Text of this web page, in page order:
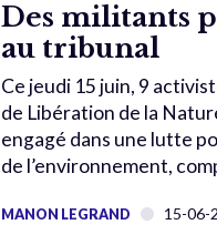
Des militants
au tribunal
Ce jeudi 15 juin, 9
de Libération de la
engagé dans une lutte
de l’environnement,
MANON LEGRAND 15-06-